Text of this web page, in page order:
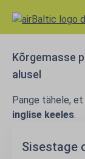
Kõrgemasse
alusel
Pange tähele,
inglise keeles.
Sisestage